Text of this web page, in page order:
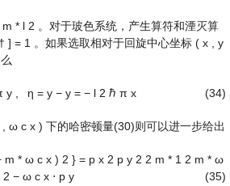
m * l 2 。对于玻色系统，产生算符和湮灭算
† ] = 1 。如果选取相对于回旋中心坐标 ( x
y
y η = y − y = − l 2 ℏ π x (34)
ω c x ) 下的哈密顿量(30)则可以进一步给出
m * ω c x ) 2 } = p x 2 p y 2 2 m * 1 2 m * ω
2 − ω c x ⋅ p y (35)